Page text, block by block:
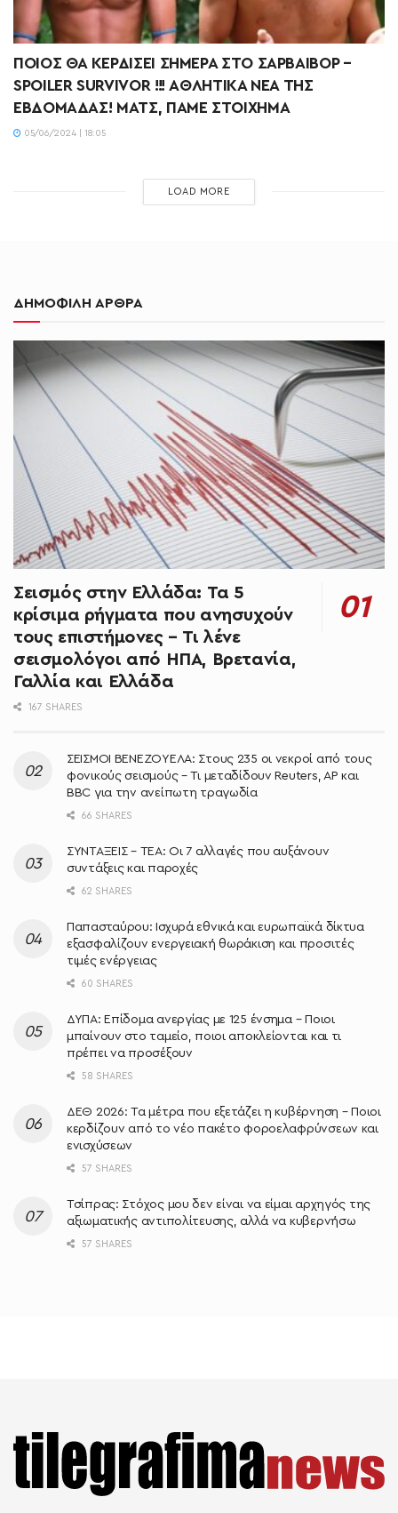
ΠΟΙΟΣ ΘΑ ΚΕΡΔΙΣΕΙ ΣΗΜΕΡΑ ΣΤΟ ΣΑΡΒΑΙΒΟΡ –
SPOILER SURVIVOR !!! ΑΘΛΗΤΙΚΑ ΝΕΑ ΤΗΣ
ΕΒΔΟΜΑΔΑΣ! ΜΑΤΣ, ΠΑΜΕ ΣΤΟΙΧΗΜΑ
05/06/2024 | 18:05
LOAD MORE
ΔΗΜΟΦΙΛΗ ΑΡΘΡΑ
Σεισμός στην Ελλάδα: Τα 5
κρίσιμα ρήγματα που ανησυχούν
τους επιστήμονες – Τι λένε
σεισμολόγοι από ΗΠΑ, Βρετανία,
Γαλλία και Ελλάδα
167 SHARES
ΣΕΙΣΜΟΙ ΒΕΝΕΖΟΥΕΛΑ: Στους 235 οι νεκροί από τους
φονικούς σεισμούς – Τι μεταδίδουν Reuters, AP και
BBC για την ανείπωτη τραγωδία
66 SHARES
ΣΥΝΤΑΞΕΙΣ – ΤΕΑ: Οι 7 αλλαγές που αυξάνουν
συντάξεις και παροχές
62 SHARES
Παπασταύρου: Ισχυρά εθνικά και ευρωπαϊκά δίκτυα
εξασφαλίζουν ενεργειακή θωράκιση και προσιτές
τιμές ενέργειας
60 SHARES
ΔΥΠΑ: Επίδομα ανεργίας με 125 ένσημα – Ποιοι
μπαίνουν στο ταμείο, ποιοι αποκλείονται και τι
πρέπει να προσέξουν
58 SHARES
ΔΕΘ 2026: Τα μέτρα που εξετάζει η κυβέρνηση – Ποιοι
κερδίζουν από το νέο πακέτο φοροελαφρύνσεων και
ενισχύσεων
57 SHARES
Τσίπρας: Στόχος μου δεν είναι να είμαι αρχηγός της
αξιωματικής αντιπολίτευσης, αλλά να κυβερνήσω
57 SHARES